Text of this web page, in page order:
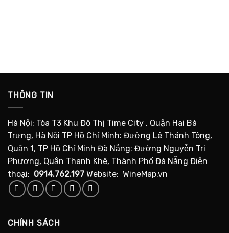
THÔNG TIN
Hà Nội: Tòa T3 Khu Đô Thị Time City , Quận Hai Bà
Trưng, Hà Nội TP Hồ Chí Minh: Đường Lê Thánh Tông,
Quận 1, TP Hồ Chí Minh Đà Nẵng: Đường Nguyễn Tri
Phương, Quận Thanh Khê, Thành Phố Đà Nẵng Điện
thoại: 0914.762.197 Website: WineMap.vn
CHÍNH SÁCH